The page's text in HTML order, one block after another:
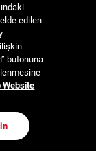
elde edilen
butonuna
Website